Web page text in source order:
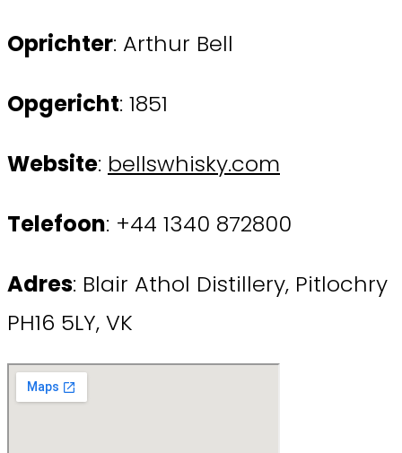
Oprichter: Arthur Bell
Opgericht: 1851
Website: bellswhisky.com
Telefoon: +44 1340 872800
Adres: Blair Athol Distillery, Pitlochry
PH16 5LY, VK